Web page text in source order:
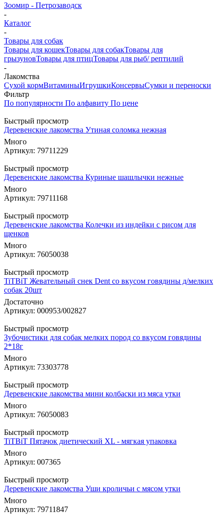
Зоомир - Петрозаводск
-
Каталог
-
Товары для собак
Товары для кошекТовары для собакТовары для
грызуновТовары для птицТовары для рыб/ рептилий
-
Лакомства
Cухой кормВитаминыИгрушкиКонсервыСумки и переноски
Фильтр
По популярности По алфавиту По цене
Быстрый просмотр
Деревенские лакомства Утиная соломка нежная
Много
Артикул: 79711229
Быстрый просмотр
Деревенские лакомства Куриные шашлычки нежные
Много
Артикул: 79711168
Быстрый просмотр
Деревенские лакомства Колечки из индейки с рисом для
щенков
Много
Артикул: 76050038
Быстрый просмотр
TiTBiT Жевательный снек Dent со вкусом говядины д/мелких
собак 20шт
Достаточно
Артикул: 000953/002827
Быстрый просмотр
Зубочистики для собак мелких пород со вкусом говядины
2*18г
Много
Артикул: 73303778
Быстрый просмотр
Деревенские лакомства мини колбаски из мяса утки
Много
Артикул: 76050083
Быстрый просмотр
TiTBiT Пятачок диетический XL - мягкая упаковка
Много
Артикул: 007365
Быстрый просмотр
Деревенские лакомства Уши кроличьи с мясом утки
Много
Артикул: 79711847